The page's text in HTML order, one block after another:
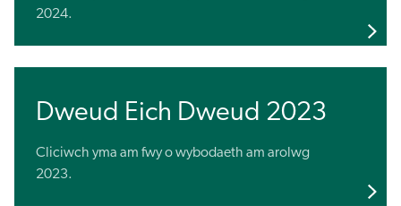
2024.
Dweud Eich Dweud 2023
Cliciwch yma am fwy o wybodaeth am arolwg
2023.